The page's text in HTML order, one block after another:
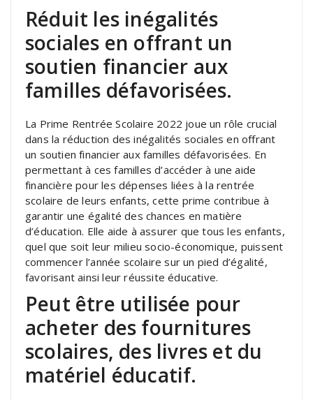
Réduit les inégalités
sociales en offrant un
soutien financier aux
familles défavorisées.
La Prime Rentrée Scolaire 2022 joue un rôle crucial
dans la réduction des inégalités sociales en offrant
un soutien financier aux familles défavorisées. En
permettant à ces familles d’accéder à une aide
financière pour les dépenses liées à la rentrée
scolaire de leurs enfants, cette prime contribue à
garantir une égalité des chances en matière
d’éducation. Elle aide à assurer que tous les enfants,
quel que soit leur milieu socio-économique, puissent
commencer l’année scolaire sur un pied d’égalité,
favorisant ainsi leur réussite éducative.
Peut être utilisée pour
acheter des fournitures
scolaires, des livres et du
matériel éducatif.